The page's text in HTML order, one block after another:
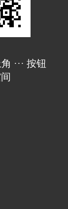
··· 按钮